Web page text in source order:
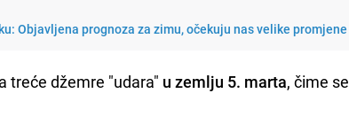
Objavljena prognoza za zimu, očekuju nas velike promjene
treće džemre "udara" u zemlju 5. marta, čime se